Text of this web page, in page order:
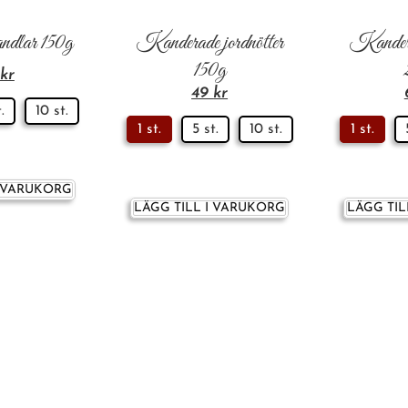
150g
kr
10 st.
Kanderade jordnötter
150g
49 kr
1 st. 5 st. 10 st.
LÄGG TILL I VARUKORG
1 st.
LÄGG